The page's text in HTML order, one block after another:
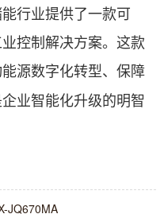
行业提供了一款可
控制解决方案。这款
源数字化转型、保障
业智能化升级的明智
JQ670MA